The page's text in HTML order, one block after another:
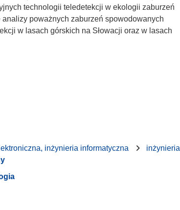
technologii teledetekcji w ekologii zaburzeń
poważnych zaburzeń spowodowanych
w lasach górskich na Słowacji oraz w lasach
inżynieria informatyczna
inżynieria